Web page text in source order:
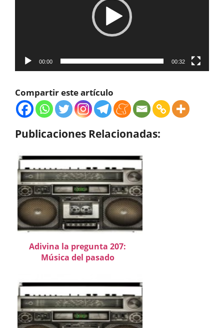
00:00 00:32
Compartir este artículo
Publicaciones Relacionadas:
Adivina la pregunta 207:
Música del pasado